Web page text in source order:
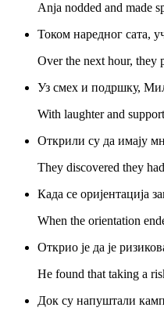
Anja nodded and made
Током наредног сата,
Over the next hour, they
Уз смех и подршку,
With laughter and
Открили су да имају
They discovered they
Када се оријентација
When the orientation
Открио је да је
He found that taking a
Док су напуштали